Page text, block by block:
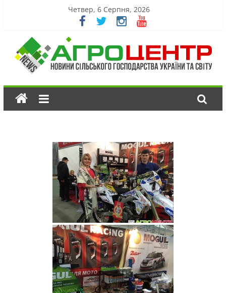
Четвер, 6 Серпня, 2026